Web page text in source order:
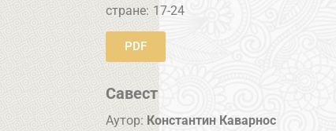
стране: 17-24
PDF
Савест
Аутор: Константин Каварнос